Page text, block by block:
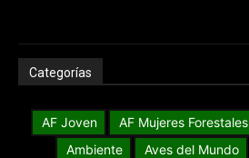
Categorías
AF Joven AF Mujeres Forestales
Ambiente
Aves del Mundo